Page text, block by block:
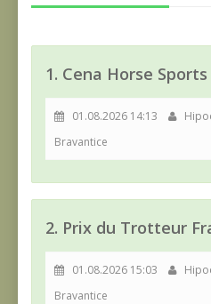
1. Cena Horse Sports
01.08.2026 14:13
Bravantice
2. Prix du Trotteur
01.08.2026 15:03
Bravantice